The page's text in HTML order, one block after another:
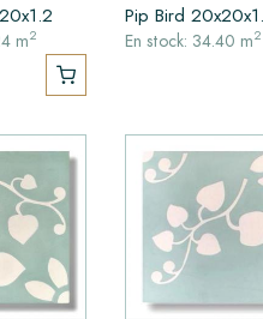
m2
Pip Bird
En stock: 34.40 m2